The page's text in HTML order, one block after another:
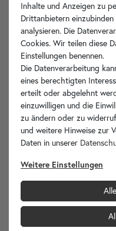
Technische Zeichnung
Hersteller-Info
Ihr Spezialist
Inhalte und Anzeigen zu
Drittanbietern
analysieren. Die
Cookies. Wir teilen diese
Einstellungen benennen.
Die Datenverarbeitung
eines berechtigten
erteilt oder abgelehnt
einzuwilligen und die
zu ändern oder zu
und weitere Hinweise zur
Daten in unserer
Weitere Einstellungen